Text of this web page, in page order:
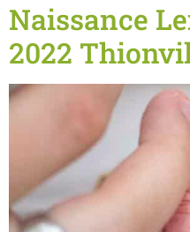
Naissance
2022